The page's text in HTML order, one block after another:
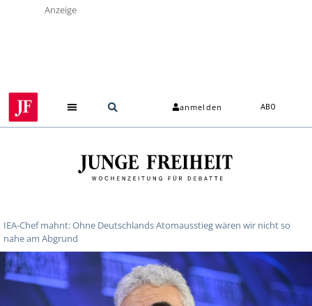
Anzeige
anmelden ABO
IEA-Chef mahnt: Ohne Deutschlands Atomausstieg wären wir nicht so
nahe am Abgrund